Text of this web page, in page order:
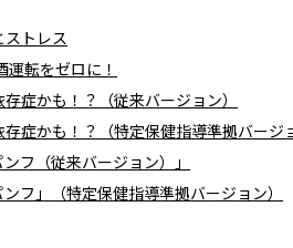
トレス
転をゼロに！
症かも！？（従来バージョン）
症かも！？（特定保健指導準拠バージ
フ（従来バージョン）」
フ」（特定保健指導準拠バージョン）